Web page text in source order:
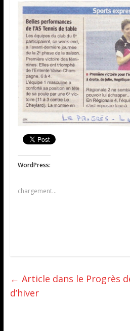
WordPress:
chargement…
← Article dans le Progrès
d’hiver